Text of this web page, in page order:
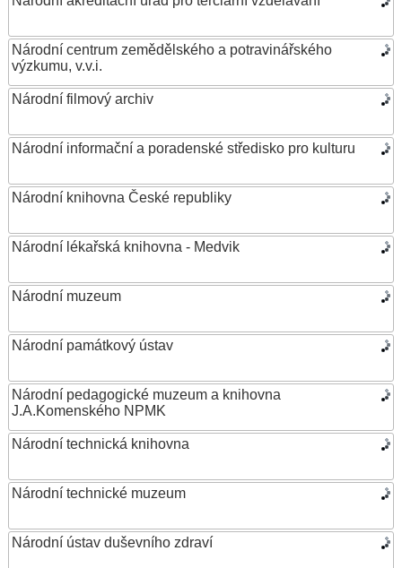
Národní centrum zemědělského a potravinářského
výzkumu, v.v.i.
Národní filmový archiv
Národní informační a poradenské středisko pro kulturu
Národní knihovna České republiky
Národní lékařská knihovna - Medvik
Národní muzeum
Národní památkový ústav
Národní pedagogické muzeum a knihovna
J.A.Komenského NPMK
Národní technická knihovna
Národní technické muzeum
Národní ústav duševního zdraví